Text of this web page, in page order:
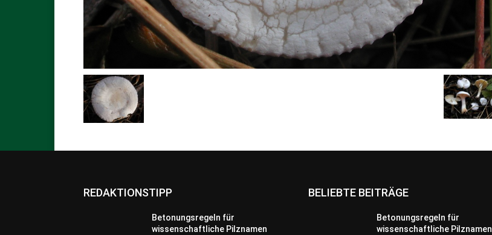
REDAKTIONSTIPP
Betonungsregeln für
wissenschaftliche Pilznamen
BELIEBTE BEITRÄGE
Betonungsregeln für
wissenschaftliche Pilznamen